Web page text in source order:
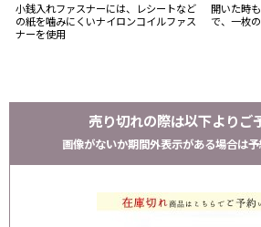
小銭入れファスナーには、レシートなど
の紙を噛みにくいナイロンコイルファス
ナーを使用
開いた時
で、一枚
売り切れの際は以下よりご
画像がないか期間外表示がある場合は